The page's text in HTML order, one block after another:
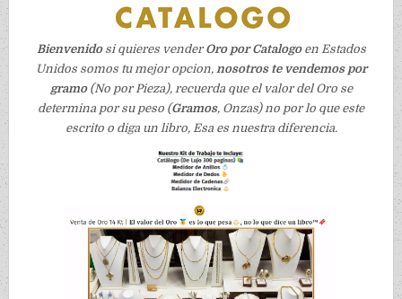
Bienvenidosi quieres venderOro por Catalogoen Estados
Unidos somos tu mejor opcion, nosotros te vendemos por
gramo(No por Pieza), recuerda que el valor del Oro se
determina por su peso (Gramos, Onzas) no por lo que este
escrito o diga un libro, Esa es nuestra diferencia.